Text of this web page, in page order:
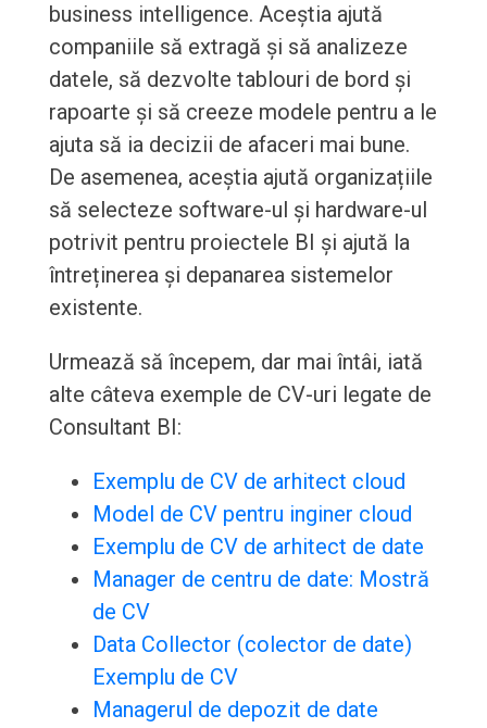
business intelligence. Aceștia ajută
companiile să extragă și să analizeze
datele, să dezvolte tablouri de bord și
rapoarte și să creeze modele pentru a le
ajuta să ia decizii de afaceri mai bune.
De asemenea, aceștia ajută organizațiile
să selecteze software-ul și hardware-ul
potrivit pentru proiectele BI și ajută la
întreținerea și depanarea sistemelor
existente.
Urmează să începem, dar mai întâi, iată
alte câteva exemple de CV-uri legate de
Consultant BI:
Exemplu de CV de arhitect cloud
Model de CV pentru inginer cloud
Exemplu de CV de arhitect de date
Manager de centru de date: Mostră
de CV
Data Collector (colector de date)
Exemplu de CV
Managerul de depozit de date